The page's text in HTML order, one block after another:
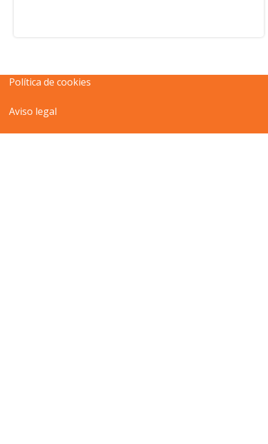
Política de cookies
Aviso legal